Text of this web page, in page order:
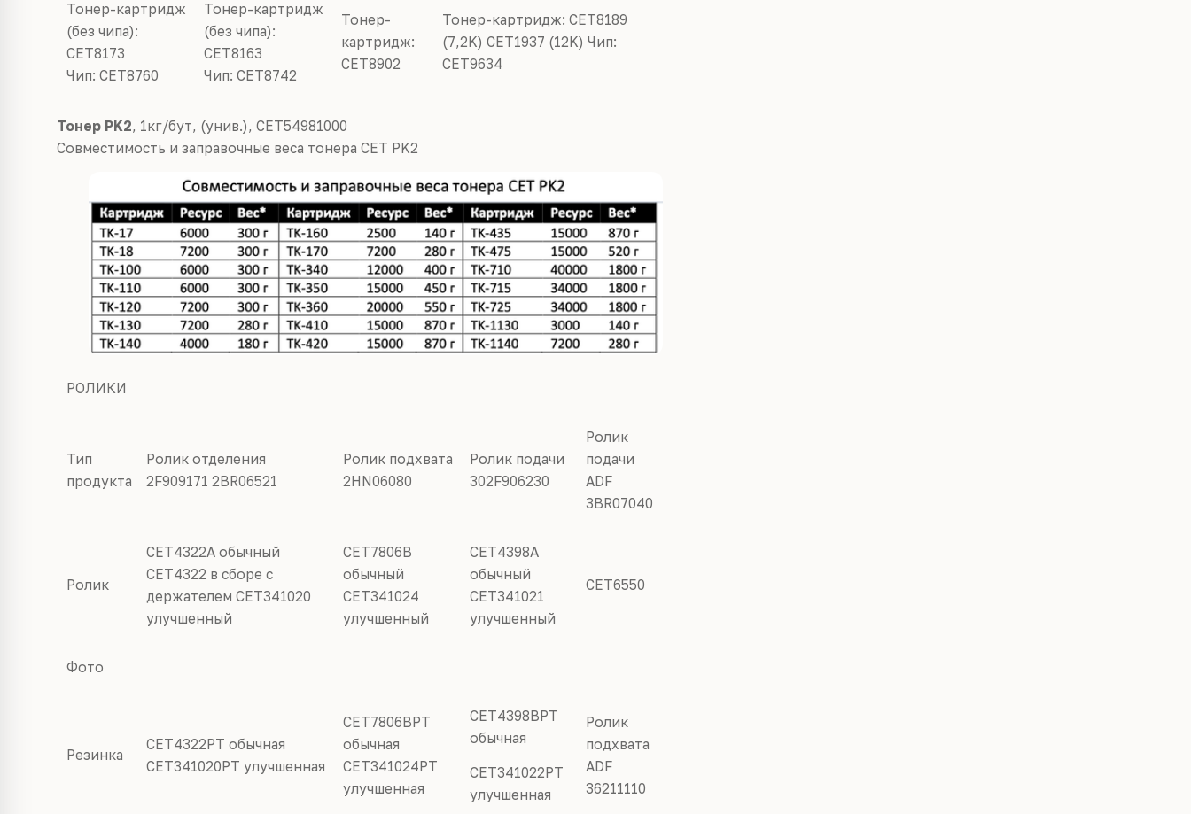
Тонер-картридж
(без чипа):
CET8173
Чип: CET8760
Тонер-картридж
(без чипа):
CET8163
Чип: CET8742
Тонер-
картридж:
CET8902
Тонер-картридж: CET8189
(7,2K) CET1937 (12K) Чип:
CET9634
Тонер PK2, 1кг/бут, (унив.), CET54981000
Совместимость и заправочные веса тонера CET PK2
РОЛИКИ
Тип
продукта
Ролик отделения
2F909171 2BR06521
Ролик подхвата
2HN06080
Ролик подачи
302F906230
Ролик
подачи
ADF
3BR07040
Ролик
CET4322A обычный
CET4322 в сборе с
держателем CET341020
улучшенный
CET7806B
обычный
CET341024
улучшенный
CET4398A
обычный
CET341021
улучшенный
CET6550
Фото
Резинка
CET4322PT обычная
CET341020PT улучшенная
CET7806BPT
обычная
CET341024PT
улучшенная
CET4398BPT
обычная
CET341022PT
улучшенная
Ролик
подхвата
ADF
36211110